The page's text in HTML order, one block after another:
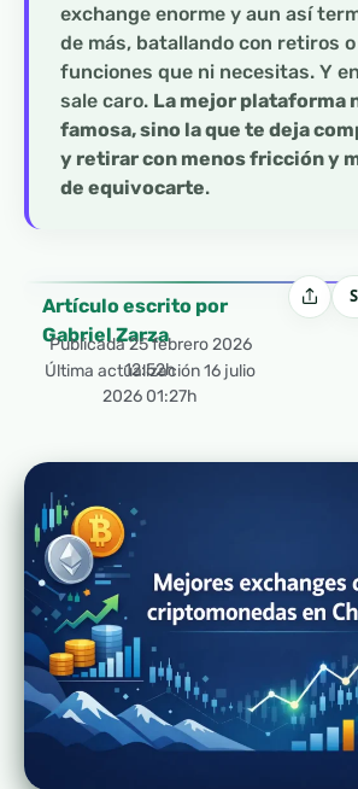
exchange enorme y aun así
de más, batallando con retiros
funciones que ni necesitas. Y
sale caro. La mejor plataforma
famosa, sino la que te deja
y retirar con menos fricción y
de equivocarte.
Artículo escrito por
Gabriel Zarza
Publicada25 febrero 2026
12:52h
Última actualización 16 julio
2026 01:27h